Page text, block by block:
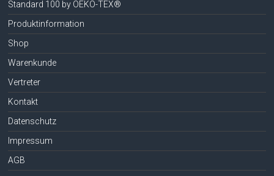
Standard 100 by OEKO-TEX®
Produktinformation
Shop
Warenkunde
Vertreter
Kontakt
Datenschutz
Impressum
AGB